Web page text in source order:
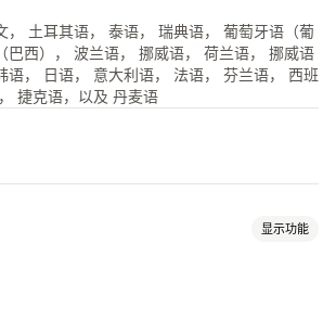
， 土耳其语， 泰语， 瑞典语， 葡萄牙语（葡
巴西）， 波兰语， 挪威语， 荷兰语， 挪威语
语， 日语， 意大利语， 法语， 芬兰语， 西班
捷克语，以及 丹麦语
显示功能